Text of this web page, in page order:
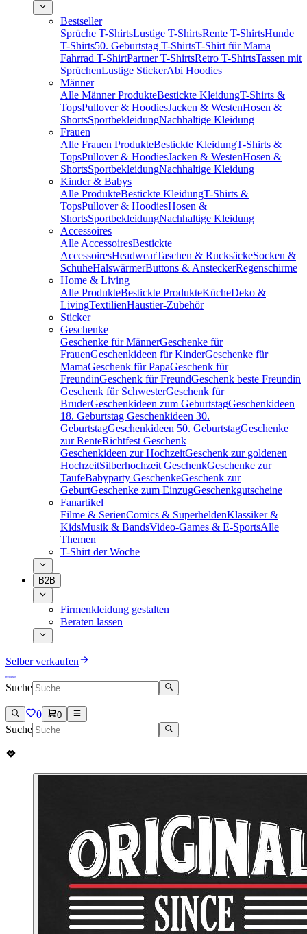
Bestseller
Sprüche T-ShirtsLustige T-ShirtsRente T-ShirtsHunde
T-Shirts50. Geburtstag T-ShirtsT-Shirt für Mama
Fahrrad T-ShirtPartner T-ShirtsRetro T-ShirtsTassen mit
SprüchenLustige StickerAbi Hoodies
Männer
Alle Männer ProdukteBestickte KleidungT-Shirts &
TopsPullover & HoodiesJacken & WestenHosen &
ShortsSportbekleidungNachhaltige Kleidung
Frauen
Alle Frauen ProdukteBestickte KleidungT-Shirts &
TopsPullover & HoodiesJacken & WestenHosen &
ShortsSportbekleidungNachhaltige Kleidung
Kinder & Babys
Alle ProdukteBestickte KleidungT-Shirts &
TopsPullover & HoodiesHosen &
ShortsSportbekleidungNachhaltige Kleidung
Accessoires
Alle AccessoiresBestickte
AccessoiresHeadwearTaschen & RucksäckeSocken &
SchuheHalswärmerButtons & AnsteckerRegenschirme
Home & Living
Alle ProdukteBestickte ProdukteKücheDeko &
LivingTextilienHaustier-Zubehör
Sticker
Geschenke
Geschenke für MännerGeschenke für
FrauenGeschenkideen für KinderGeschenke für
MamaGeschenk für PapaGeschenk für
FreundinGeschenk für FreundGeschenk beste Freundin
Geschenk für SchwesterGeschenk für
BruderGeschenkideen zum GeburtstagGeschenkideen
18. Geburtstag Geschenkideen 30.
GeburtstagGeschenkideen 50. GeburtstagGeschenke
zur RenteRichtfest Geschenk
Geschenkideen zur HochzeitGeschenk zur goldenen
HochzeitSilberhochzeit GeschenkGeschenke zur
TaufeBabyparty GeschenkeGeschenk zur
GeburtGeschenke zum EinzugGeschenkgutscheine
Fanartikel
Filme & SerienComics & SuperheldenKlassiker &
KidsMusik & BandsVideo-Games & E-SportsAlle
Themen
T-Shirt der Woche
B2B
Firmenkleidung gestalten
Beraten lassen
Selber verkaufen
Suche
0 0
Suche